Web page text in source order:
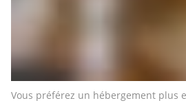
Vous préférez un hébergement plus